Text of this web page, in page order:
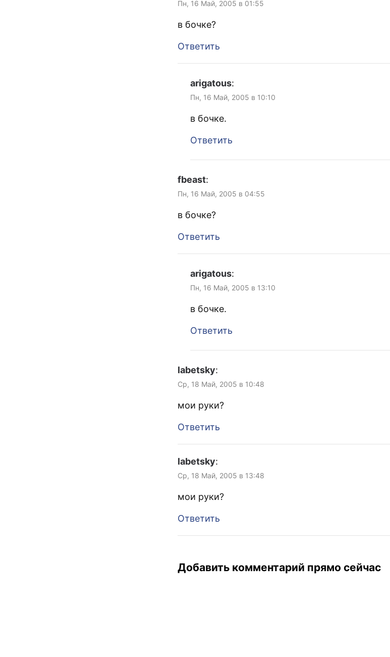
Пн, 16 Май, 2005 в 01:55
в бочке?
Ответить
arigatous:
Пн, 16 Май, 2005 в 10:10
в бочке.
Ответить
fbeast:
Пн, 16 Май, 2005 в 04:55
в бочке?
Ответить
arigatous:
Пн, 16 Май, 2005 в 13:10
в бочке.
Ответить
labetsky:
Ср, 18 Май, 2005 в 10:48
мои руки?
Ответить
labetsky:
Ср, 18 Май, 2005 в 13:48
мои руки?
Ответить
Добавить комментарий прямо сейчас